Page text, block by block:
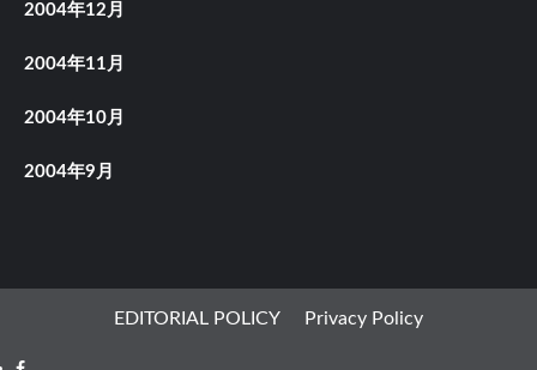
2004年12月
2004年11月
2004年10月
2004年9月
EDITORIAL POLICY Privacy Policy